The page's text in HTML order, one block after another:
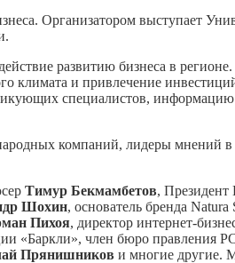
Организатором выступает
развитию бизнеса в
климата и привлечение
специалистов,
компаний, лидеры мнений в
Тимур Бекмамбетов, Президент
Шохин, основатель бренда Natura
Пихоя, директор интернет-
«Баркли», член бюро правления
Прянишников и многие другие.